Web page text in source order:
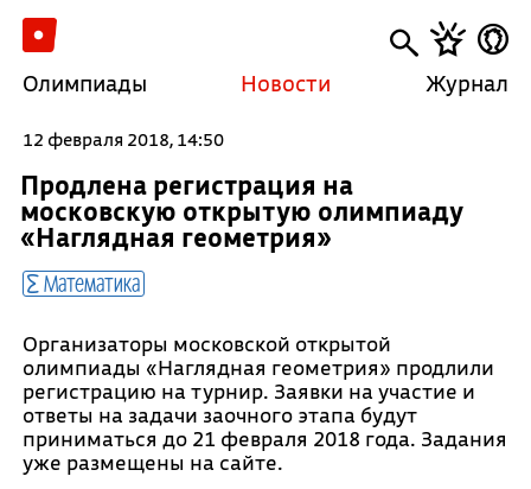
Олимпиады Новости Журнал
12 февраля 2018, 14:50
Продлена регистрация на
московскую открытую олимпиаду
«Наглядная геометрия»
Математика
Организаторы московской открытой
олимпиады «Наглядная геометрия» продлили
регистрацию на турнир. Заявки на участие и
ответы на задачи заочного этапа будут
приниматься до 21 февраля 2018 года. Задания
уже размещены на сайте.